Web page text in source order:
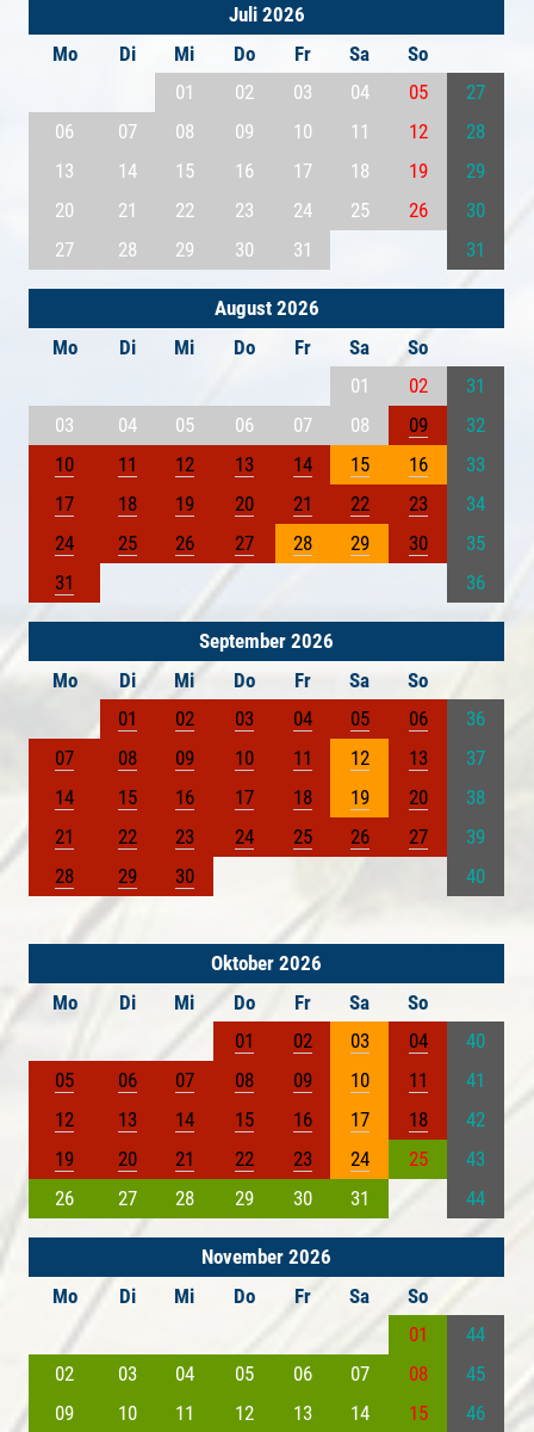
Juli 2026
Mo
Di Mi Do Fr Sa
So
01
02 03 04 05
27
06
07 08 09 10 11 12
28
13
14 15 16 17 18 19
29
20
21 22 23 24 25 26
30
27
28 29 30 31 31
August 2026
Mo
Di Mi Do Fr Sa
So
01
02
31
03
04 05 06 07 08 09
32
10
11 12 13 14 15 16
33
17
18 19 20 21 22 23
34
24
25 26 27 28 29 30
35
31
36
September 2026
Mo
Di Mi Do Fr Sa
So
01
02 03 04 05 06
36
07
08 09 10 11 12 13
37
14
15 16 17 18 19 20
38
21
22 23 24 25 26 27
39
28
29 30 40
Oktober 2026
Mo
Di Mi Do Fr Sa
So
01
02 03 04
40
05
06 07 08 09 10 11
41
12
13 14 15 16 17 18
42
19
20 21 22 23 24 25
43
26
27 28 29 30 31 44
November 2026
Mo
Di Mi Do Fr Sa
So
01
44
02
03 04 05 06 07 08
45
09
10 11 12 13 14 15
46